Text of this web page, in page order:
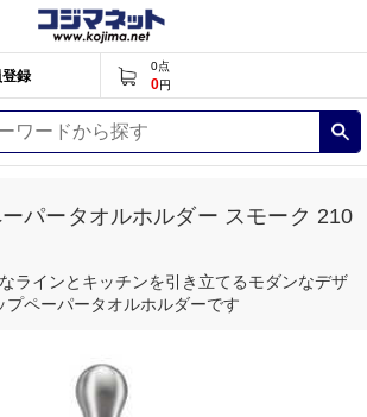
登録
0点
0円
パータオルホルダー スモーク 210
ラインとキッチンを引き立てるモダンなデザ
プペーパータオルホルダーです